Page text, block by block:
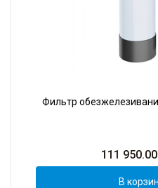
Фильтр
111 950.00
В